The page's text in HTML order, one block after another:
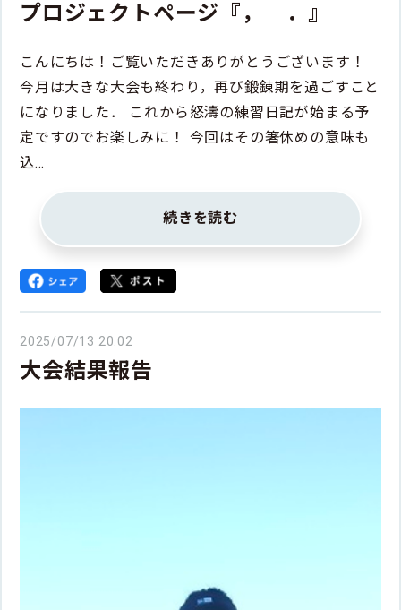
プロジェクトページ『， ．』
こんにちは！ご覧いただきありがとうございます！
今月は大きな大会も終わり，再び鍛錬期を過ごすこと
になりました． これから怒濤の練習日記が始まる予
定ですのでお楽しみに！ 今回はその箸休めの意味も
込…
続きを読む
2025/07/13 20:02
大会結果報告